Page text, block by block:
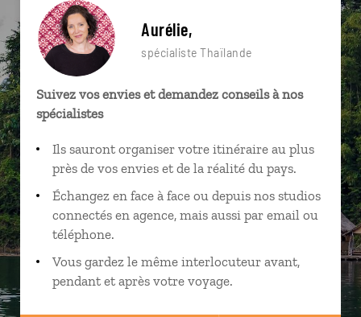
Aurélie,
spécialiste Thaïlande
Suivez vos envies et demandez conseils à nos
spécialistes
Ils sauront organiser votre itinéraire au plus
près de vos envies et de la réalité du pays.
Échangez en face à face ou depuis nos studios
connectés en agence, mais aussi par email ou
téléphone.
Vous gardez le même interlocuteur avant,
pendant et après votre voyage.